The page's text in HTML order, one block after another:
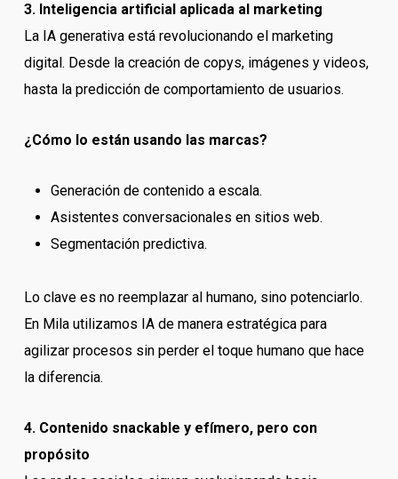
3. Inteligencia artificial aplicada al marketing
La IA generativa está revolucionando el marketing
digital. Desde la creación de copys, imágenes y videos,
hasta la predicción de comportamiento de usuarios.
¿Cómo lo están usando las marcas?
Generación de contenido a escala.
Asistentes conversacionales en sitios web.
Segmentación predictiva.
Lo clave es no reemplazar al humano, sino potenciarlo.
En Mila utilizamos IA de manera estratégica para
agilizar procesos sin perder el toque humano que hace
la diferencia.
4. Contenido snackable y efímero, pero con
propósito